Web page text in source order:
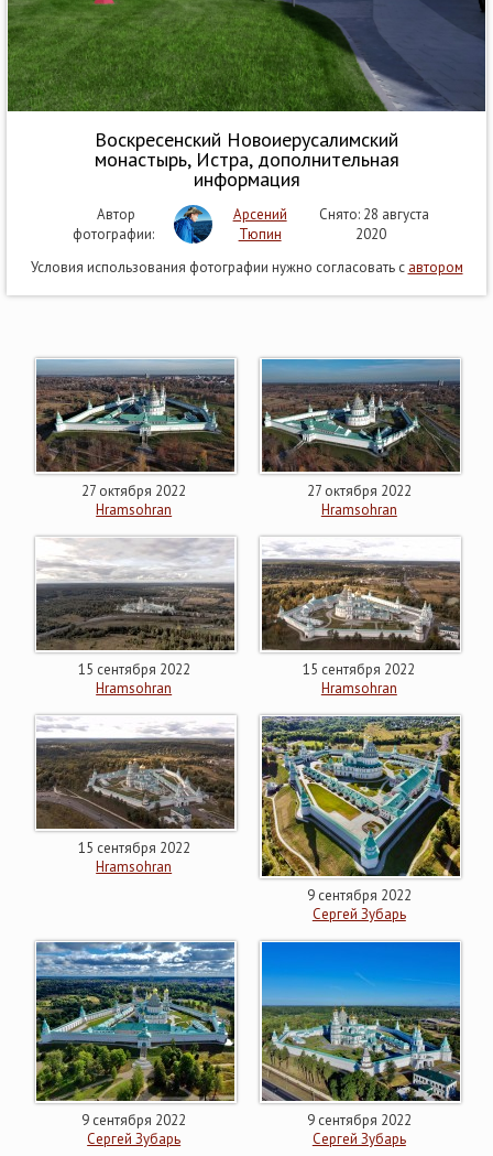
Воскресенский Новоиерусалимский
монастырь, Истра, дополнительная
информация
Автор
фотографии:
Арсений
Тюпин
Снято: 28 августа
2020
Условия использования фотографии нужно согласовать с автором
27 октября 2022
Hramsohran
27 октября 2022
Hramsohran
15 сентября 2022
Hramsohran
15 сентября 2022
Hramsohran
15 сентября 2022
Hramsohran
9 сентября 2022
Сергей Зубарь
9 сентября 2022
Сергей Зубарь
9 сентября 2022
Сергей Зубарь